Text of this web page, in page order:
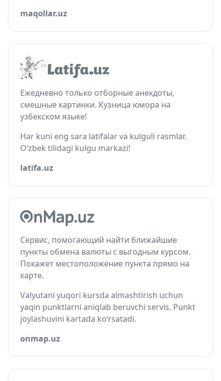
maqollar.uz
Ежедневно только отборные анекдоты,
смешные картинки. Кузница юмора на
узбекском языке!
Har kuni eng sara latifalar va kulguli rasmlar.
O‘zbek tilidagi kulgu markazi!
latifa.uz
Сервис, помогающий найти ближайшие
пункты обмена валюты с выгодным курсом.
Покажет местоположение пункта прямо на
карте.
Valyutani yuqori kursda almashtirish uchun
yaqin punktlarni aniqlab beruvchi servis. Punkt
joylashuvini kartada ko‘rsatadi.
onmap.uz